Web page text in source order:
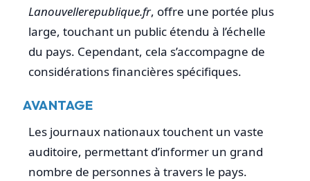
Lanouvellerepublique.fr, offre une portée plus
large, touchant un public étendu à l’échelle
du pays. Cependant, cela s’accompagne de
considérations financières spécifiques.
AVANTAGE
Les journaux nationaux touchent un vaste
auditoire, permettant d’informer un grand
nombre de personnes à travers le pays.